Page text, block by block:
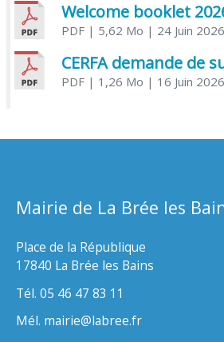
Welcome booklet
PDF| 5,62 Mo | 24 Juin 2026
PDF| 1,26 Mo | 16 Juin 2026
Mairie de La Brée les
Place de la République
17840 La Brée les Bains
Tél. 05 46 47 83 11
Mél. mairie@labree.fr